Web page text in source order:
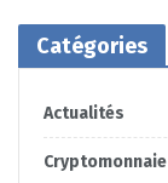
Catégories
Actualités
Cryptomonnaie